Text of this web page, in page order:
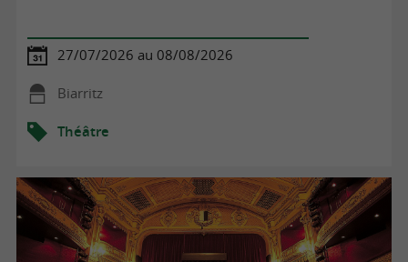
27/07/2026 au 08/08/2026
Biarritz
Théâtre